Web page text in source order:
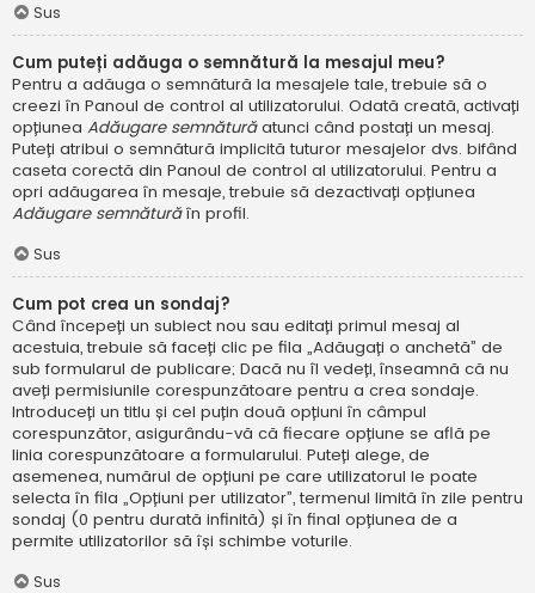
Sus
Cum puteți adăuga o semnătură la mesajul meu?
Pentru a adăuga o semnătură la mesajele tale, trebuie să o
creezi în Panoul de control al utilizatorului. Odată creată, activați
opțiunea Adăugare semnăturăatunci când postați un mesaj.
Puteți atribui o semnătură implicită tuturor mesajelor dvs. bifând
caseta corectă din Panoul de control al utilizatorului. Pentru a
opri adăugarea în mesaje, trebuie să dezactivați opțiunea
Adăugare semnăturăîn profil.
Sus
Cum pot crea un sondaj?
Când începeți un subiect nou sau editați primul mesaj al
acestuia, trebuie să faceți clic pe fila „Adăugați o anchetă” de
sub formularul de publicare; Dacă nu îl vedeți, înseamnă că nu
aveți permisiunile corespunzătoare pentru a crea sondaje.
Introduceți un titlu și cel puțin două opțiuni în câmpul
corespunzător, asigurându-vă că fiecare opțiune se află pe
linia corespunzătoare a formularului. Puteți alege, de
asemenea, numărul de opțiuni pe care utilizatorul le poate
selecta în fila „Opțiuni per utilizator”, termenul limită în zile pentru
sondaj (0 pentru durată infinită) și în final opțiunea de a
permite utilizatorilor să își schimbe voturile.
Sus